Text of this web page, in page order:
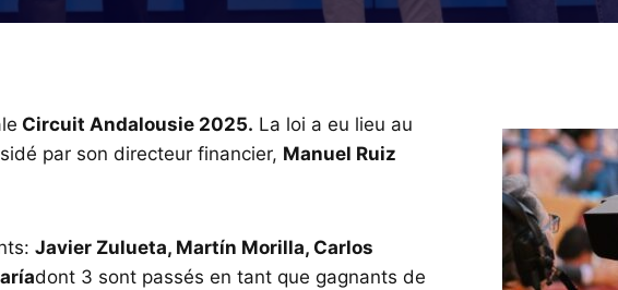
Circuit Andalousie 2025. La loi a eu lieu au
par son directeur financier, Manuel Ruiz
Javier Zulueta, Martín Morilla, Carlos
dont 3 sont passés en tant que gagnants de